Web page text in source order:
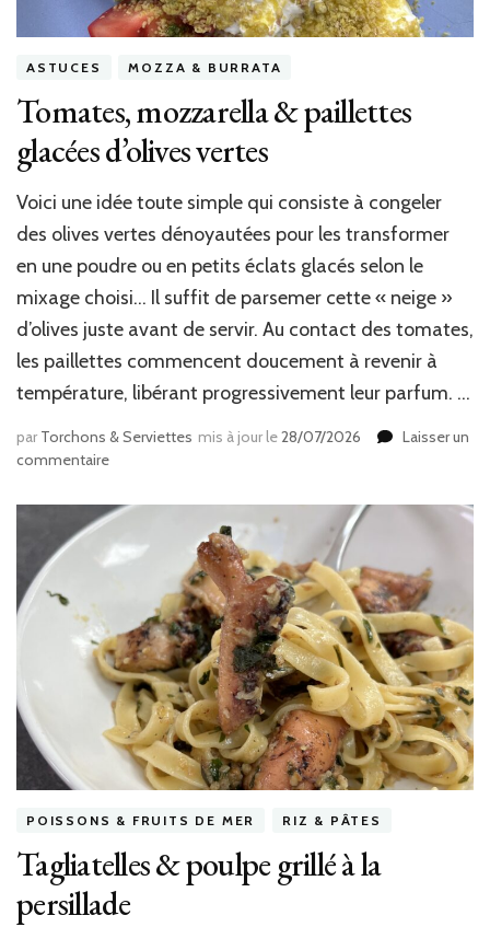
ASTUCES MOZZA & BURRATA
Tomates, mozzarella & paillettes
glacées d’olives vertes
Voici une idée toute simple qui consiste à congeler
des olives vertes dénoyautées pour les transformer
en une poudre ou en petits éclats glacés selon le
mixage choisi… Il suffit de parsemer cette « neige »
d’olives juste avant de servir. Au contact des tomates,
les paillettes commencent doucement à revenir à
température, libérant progressivement leur parfum. …
par Torchons & Serviettes mis à jour le28/07/2026
Laisser un
commentairesur
mozzarella
&
paillettes
vertes
POISSONS & FRUITS DE MER RIZ & PÂTES
Tagliatelles & poulpe grillé à la
persillade